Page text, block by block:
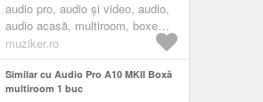
camere și utilizare pentru mai
multe persoane. Grupați și jucați.
Joa...
audio pro, audio și video, audio,
audio acasă, multiroom, boxe
multiroom, grey
muziker.ro
Similar cu Audio Pro A10 MKII Boxă
multiroom 1 buc